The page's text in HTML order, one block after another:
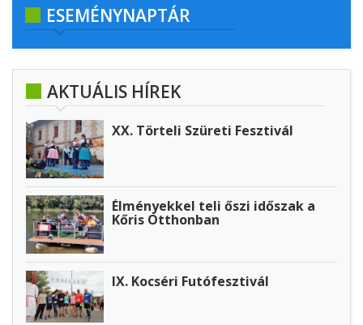
ESEMÉNYNAPTÁR
AKTUÁLIS HÍREK
XX. Törteli Szüreti Fesztivál
Élményekkel teli őszi időszak a
Kőris Otthonban
IX. Kocséri Futófesztivál